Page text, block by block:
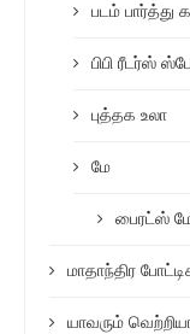
படம் பார்த்து
பிபி ரீடர்ஸ்
புத்தக உலா
மே
பைரட்ஸ்
மாதாந்திர
யாவரும்